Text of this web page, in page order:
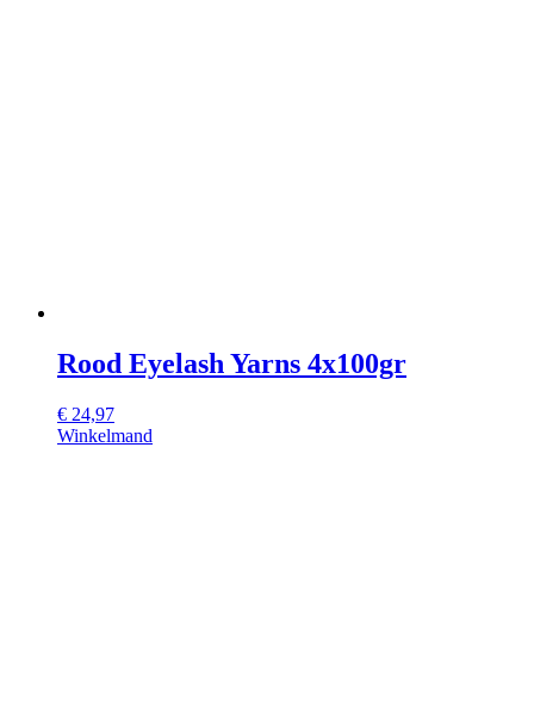
Rood Eyelash Yarns 4x100gr
€ 24,97
Winkelmand